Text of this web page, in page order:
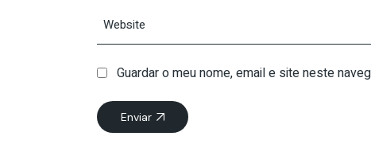
Guardar o meu nome, email e site neste
Enviar